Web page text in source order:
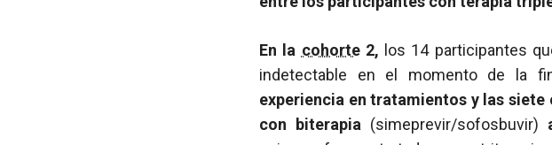
En la cohorte2, los 14 participantes
indetectable en el momento de la
experiencia en tratamientos y las
con biterapia (simeprevir/sofosbuvir)